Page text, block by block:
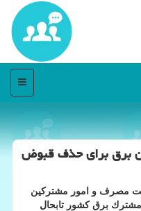
منو
مشتركان برق برای حذف قبوض
مصرف و امور مشتركین
از میان ۳۶ میلیون مشترك برق كشور تابحال